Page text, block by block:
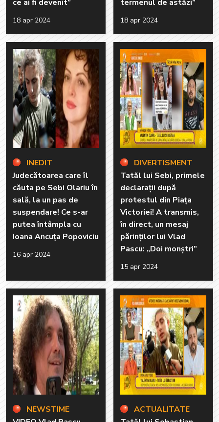
ce ai fi devenit”
18 apr 2024
termenul de astăzi”
18 apr 2024
INEDIT
Judecătoarea care îl
căuta pe Sebi Olariu în
sală, la un pas de
suspendare! Ce s-ar
putea întâmpla cu
Ioana Ancuţa Popoviciu
16 apr 2024
DIVERTISMENT
Tatăl lui Sebi, primele
declarații după
protestul din Piața
Victoriei! A transmis,
în direct, un mesaj
părinților lui Vlad
Pascu: „Doi monștri”
15 apr 2024
NEWSTIME
ACTUALITATE